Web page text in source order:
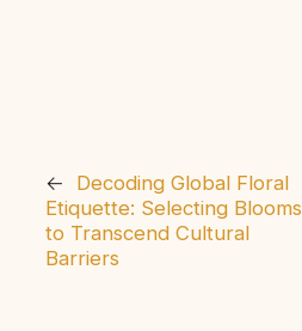
←
Decoding Global Floral
Etiquette: Selecting Blooms
to Transcend Cultural
Barriers